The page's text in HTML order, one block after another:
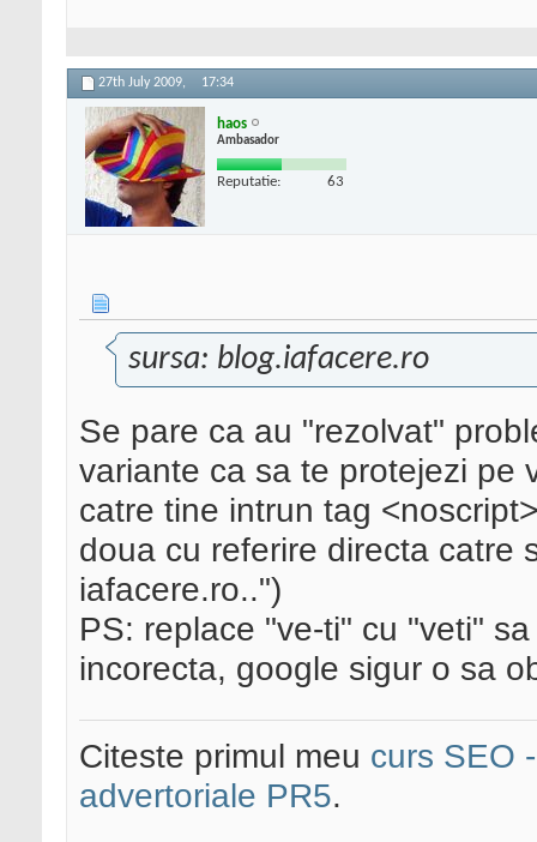
27th July 2009, 17:34
haos
Ambasador
Reputatie: 63
sursa: blog.iafacere.ro
Se pare ca au "rezolvat"
variante ca sa te protejezi pe
catre tine intrun tag
doua cu referire directa catre
iafacere.ro..")
PS: replace "ve-ti" cu "veti"
incorecta, google sigur o sa
Citeste primul meu curs SEO
advertoriale PR5.